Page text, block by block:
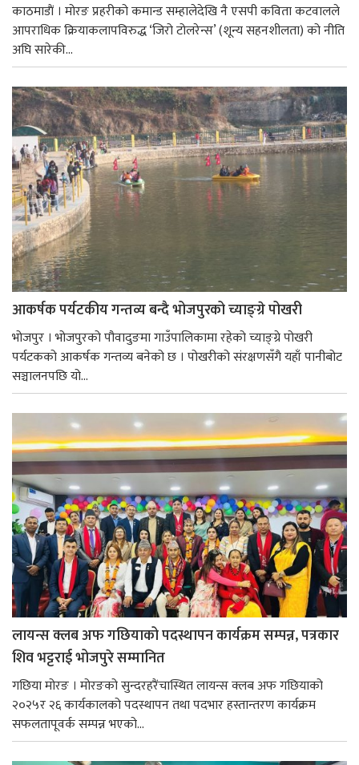
काठमाडाैं । मोरङ प्रहरीको कमान्ड सम्हालेदेखि नै एसपी कविता कटवालले
आपराधिक क्रियाकलापविरुद्ध ‘जिरो टोलरेन्स’ (शून्य सहनशीलता) को नीति
अघि सारेकी...
आकर्षक पर्यटकीय गन्तव्य बन्दै भोजपुरको च्याङ्ग्रे पोखरी
भोजपुर । भोजपुरको पौवादुङमा गाउँपालिकामा रहेको च्याङ्ग्रे पोखरी
पर्यटकको आकर्षक गन्तव्य बनेको छ । पोखरीको संरक्षणसँगै यहाँ पानीबोट
सञ्चालनपछि यो...
लायन्स क्लब अफ गछियाको पदस्थापन कार्यक्रम सम्पन्न, पत्रकार
शिव भट्टराई भोजपुरे सम्मानित
गछिया मोरङ । मोरङको सुन्दरहरैंचास्थित लायन्स क्लब अफ गछियाको
२०२५र २६ कार्यकालको पदस्थापन तथा पदभार हस्तान्तरण कार्यक्रम
सफलतापूवर्क सम्पन्न भएको...